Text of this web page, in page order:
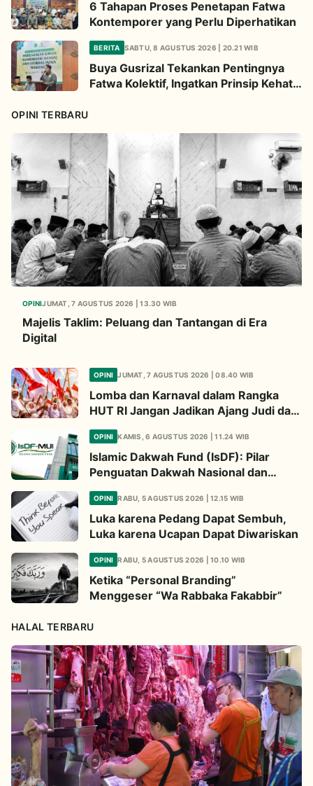
6 Tahapan Proses Penetapan Fatwa
Kontemporer yang Perlu Diperhatikan
BERITA SABTU, 8 AGUSTUS 2026 | 20.21 WIB
Buya Gusrizal Tekankan Pentingnya
Fatwa Kolektif, Ingatkan Prinsip Kehati-
OPINI TERBARU
OPINIJUMAT, 7 AGUSTUS 2026 | 13.30 WIB
Majelis Taklim: Peluang dan Tantangan di Era
Digital
OPINI JUMAT, 7 AGUSTUS 2026 | 08.40 WIB
Lomba dan Karnaval dalam Rangka
HUT RI Jangan Jadikan Ajang Judi dan
OPINI KAMIS, 6 AGUSTUS 2026 | 11.24 WIB
Islamic Dakwah Fund (IsDF): Pilar
Penguatan Dakwah Nasional dan
OPINI RABU, 5 AGUSTUS 2026 | 12.15 WIB
Luka karena Pedang Dapat Sembuh,
Luka karena Ucapan Dapat Diwariskan
OPINI RABU, 5 AGUSTUS 2026 | 10.10 WIB
Ketika “Personal Branding”
Menggeser “Wa Rabbaka Fakabbir”
HALAL TERBARU